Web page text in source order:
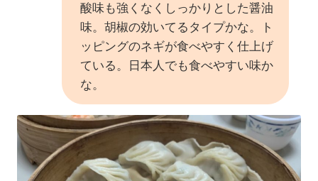
酸味も強くなくしっかりとした醤油
味。胡椒の効いてるタイプかな。ト
ッピングのネギが食べやすく仕上げ
ている。日本人でも食べやすい味か
な。